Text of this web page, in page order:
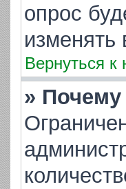
опрос
изменять
Вернуться к
» Почему